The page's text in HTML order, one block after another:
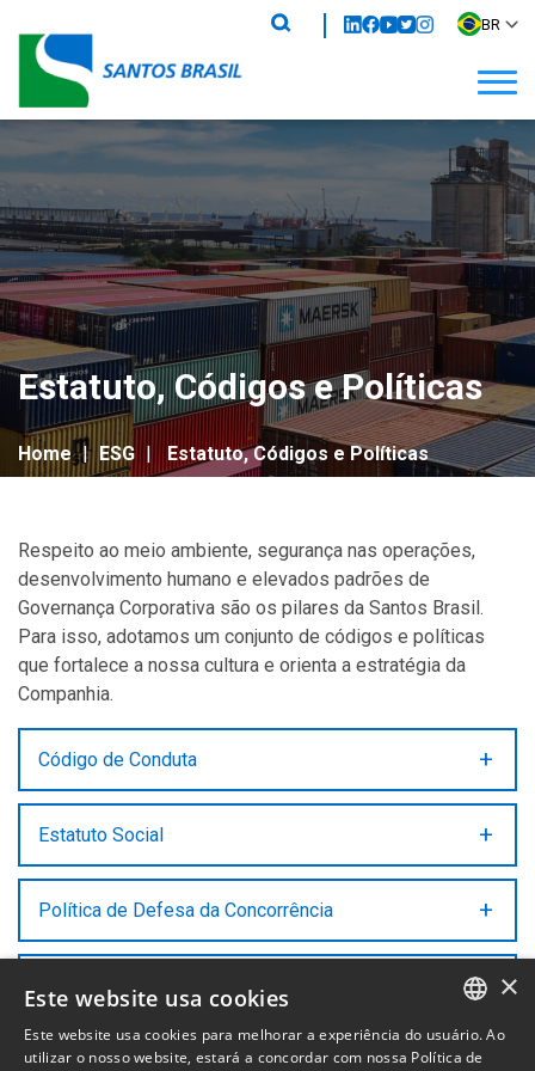
BR
Relações com Investidores
Estatuto, Códigos e Políticas
Home | ESG | Estatuto, Códigos e Políticas
Respeito ao meio ambiente, segurança nas operações,
desenvolvimento humano e elevados padrões de
Governança Corporativa são os pilares da Santos Brasil.
Para isso, adotamos um conjunto de códigos e políticas
que fortalece a nossa cultura e orienta a estratégia da
Companhia.
Código de Conduta
Estatuto Social
Política de Defesa da Concorrência
Política de Gestão de Riscos
STBP: Formulário de ...
03 Jun
STBP: Comunicado ao
...
14 Mai
STBP: Apresentação
13 Mai STBP: Formulário de ... PORTUGUESE
×
Este website usa cookies
Este website usa cookies para melhorar a experiência do usuário. Ao
utilizar o nosso website, estará a concordar com nossa Política de